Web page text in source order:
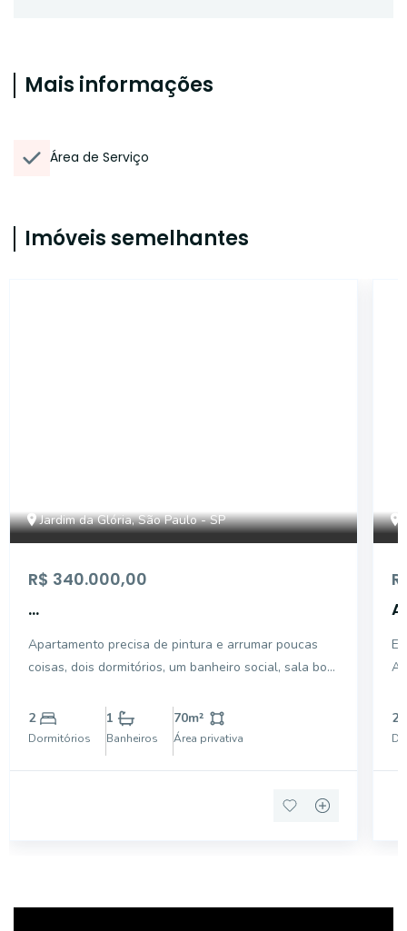
Mais informações
Área de Serviço
Imóveis semelhantes
Jardim da Glória, São Paulo - SP
R$ 340.000,00
...
Apartamento precisa de pintura e arrumar poucas
coisas, dois dormitórios, um banheiro social, sala boa,
2
Dormitórios
1
Banheiros
70m²
Área privativa
2